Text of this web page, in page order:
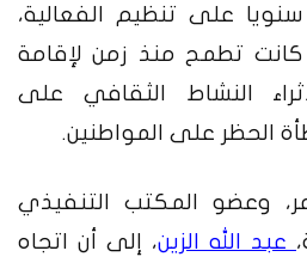
على تنظيم الفعالية،
تطمح منذ زمن لإقامة
النشاط الثقافي على
الحظر على المواطنين.
وعضو المكتب التنفيذي
عبد الله الزين، إلى أن اتجاه